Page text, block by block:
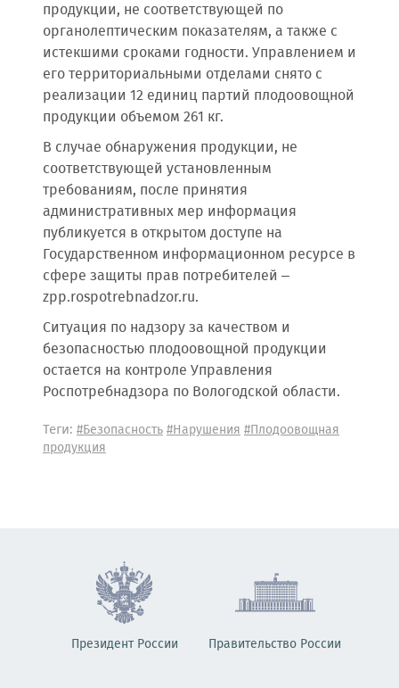
продукции, не соответствующей по
органолептическим показателям, а также с
истекшими сроками годности. Управлением и
его территориальными отделами снято с
реализации 12 единиц партий плодоовощной
продукции объемом 261 кг.
В случае обнаружения продукции, не
соответствующей установленным
требованиям, после принятия
административных мер информация
публикуется в открытом доступе на
Государственном информационном ресурсе в
сфере защиты прав потребителей –
zpp.rospotrebnadzor.ru.
Ситуация по надзору за качеством и
безопасностью плодоовощной продукции
остается на контроле Управления
Роспотребнадзора по Вологодской области.
Теги: #Безопасность#Нарушения#Плодоовощная
продукция
Президент России Правительство России